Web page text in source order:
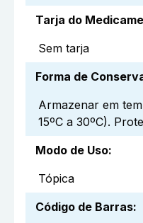
Tarja do
Sem tarja
Forma de
Armazenar em
15ºC a 30ºC).
Modo de Uso:
Tópica
Código de Barras: